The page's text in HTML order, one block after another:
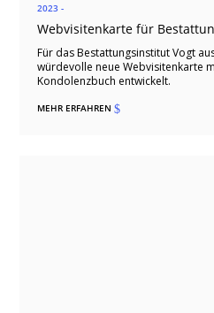
2023 -
Webvisitenkarte für
Für das Bestattungsinstitut Vogt
würdevolle neue Webvisitenkarte
Kondolenzbuch entwickelt.
MEHR ERFAHREN$